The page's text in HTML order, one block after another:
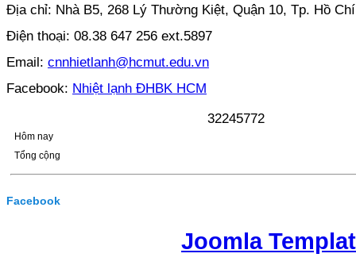
Địa chỉ: Nhà B5, 268 Lý Thường Kiệt, Quận 10, Tp. Hồ
Điện thoại: 08.38 647 256 ext.5897
Email: cnnhietlanh@hcmut.edu.vn
Facebook: Nhiệt lạnh ĐHBK HCM
32245772
Hôm nay
Tổng cộng
Facebook
Joomla